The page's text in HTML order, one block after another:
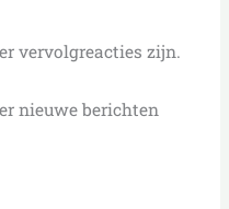
vervolgreacties zijn.
nieuwe berichten